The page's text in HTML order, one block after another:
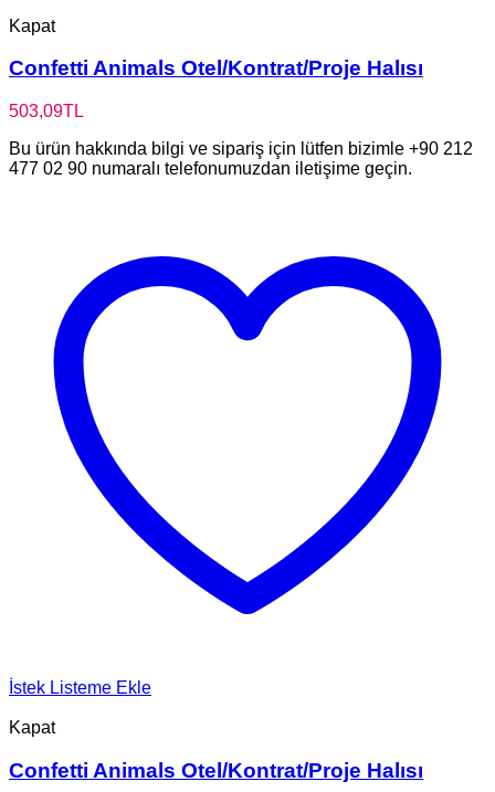
Kapat
Confetti Animals Otel/Kontrat/Proje Halısı
503,09TL
Bu ürün hakkında bilgi ve sipariş için lütfen bizimle +90 212
477 02 90 numaralı telefonumuzdan iletişime geçin.
İstek Listeme Ekle
Kapat
Confetti Animals Otel/Kontrat/Proje Halısı